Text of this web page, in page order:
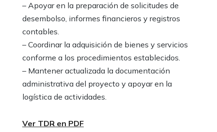
– Apoyar en la preparación de solicitudes de
desembolso, informes financieros y registros
contables.
– Coordinar la adquisición de bienes y servicios
conforme a los procedimientos establecidos.
– Mantener actualizada la documentación
administrativa del proyecto y apoyar en la
logística de actividades.
Ver TDR en PDF